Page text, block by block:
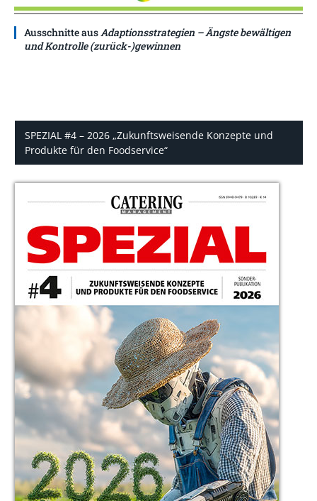
Ausschnitte ausAdaptionsstrategien – Ängste bewältigen
und Kontrolle (zurück-)gewinnen
SPEZIAL #4 – 2026 „Zukunftsweisende Konzepte und
Produkte für den Foodservice“